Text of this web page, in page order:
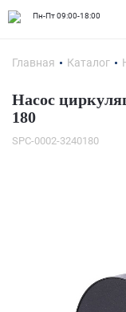
Пн-Пт 09:00-18:00
Главная Каталог
Насос
180
SPC-0002-3240180